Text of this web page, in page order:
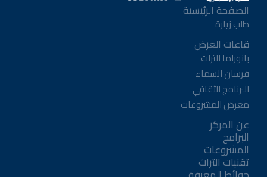
الصفحة الرئيسية
طلب زيارة
قاعات العرض
بانوراما التراث
فرسان السماء
البرنامج الثقافي
معرض المشروعات
عن المركز
البرامج
المشروعات
تقنيات التراث